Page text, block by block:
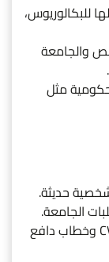
للبكالوريوس،
والجامعة
مثل
حديثة.
الجامعة.
في بعض تخصصات الماجستير قد يُطلب CV وخطاب دافع